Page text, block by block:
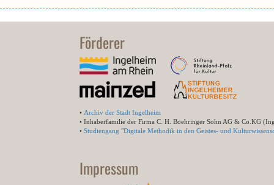
Förderer
• Archiv der Stadt Ingelheim
• Inhaberfamilie der Firma C. H. Boehringer Sohn AG & Co.KG
• Studiengang "Digitale Methodik in den Geistes- und
Impressum